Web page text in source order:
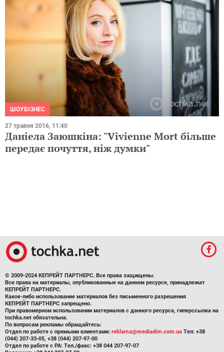
ШОУБІЗНЕС
27 травня 2016, 11:40
Даніела Заюшкіна: "Vivienne Mort більше
передає почуття, ніж думки"
© 2009-2024 КЕПРЕЙТ ПАРТНЕРС. Все права защищены.
Все права на материалы, опубликованные на данном ресурсе, принадлежат
КЕПРЕЙТ ПАРТНЕРС.
Какое-либо использование материалов без письменного разрешения
КЕПРЕЙТ ПАРТНЕРС запрещено.
При правомерном использовании материалов с данного ресурса, гиперссылка на
tochka.net обязательна.
По вопросам рекламы обращайтесь:
Отдел по работе с прямыми клиентами: reklama@mediadim.com.ua Тел: +38
(044) 207-33-05, +38 (044) 207-97-00
Отдел по работе с РА: Тел./факс: +38 044 207-97-07